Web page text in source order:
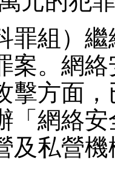
罪組）
案。網
擊方面
「網絡
及私營